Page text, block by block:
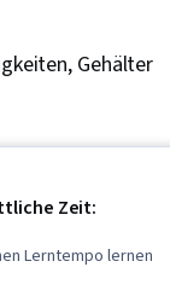
Gehälter
Zeit:
Lerntempo lernen